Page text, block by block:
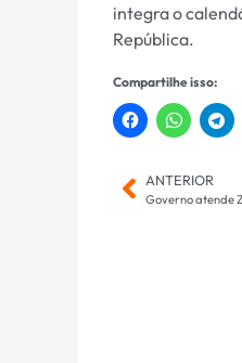
integra o
República.
Compartilhe isso:
ANTERIOR
Governo atende